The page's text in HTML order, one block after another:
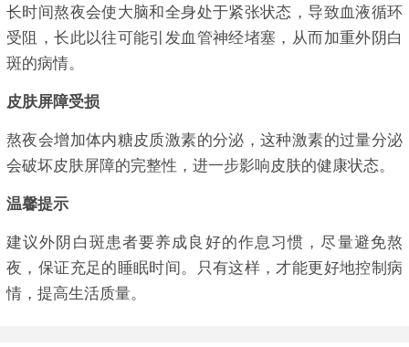
长时间熬夜会使大脑和全身处于紧张状态，导致血液循环
受阻，长此以往可能引发血管神经堵塞，从而加重外阴白
斑的病情。
皮肤屏障受损
熬夜会增加体内糖皮质激素的分泌，这种激素的过量分泌
会破坏皮肤屏障的完整性，进一步影响皮肤的健康状态。
温馨提示
建议外阴白斑患者要养成良好的作息习惯，尽量避免熬
夜，保证充足的睡眠时间。只有这样，才能更好地控制病
情，提高生活质量。